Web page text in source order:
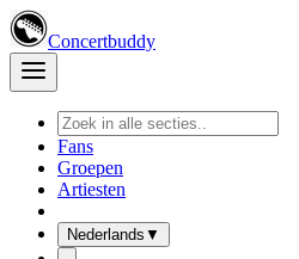
Concertbuddy
Fans
Groepen
Artiesten
Nederlands ▼